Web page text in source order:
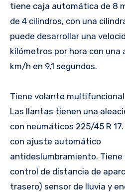
tiene caja automática de 8
de 4 cilindros, con una
puede desarrollar una
kilómetros por hora con una
km/h en 9,1 segundos.
Tiene volante
Las llantas tienen una
con neumáticos 225/45 R
con ajuste automático
antideslumbramiento.
control de distancia de
trasero) sensor de lluvia y